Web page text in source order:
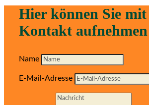
Hier können Sie mit
Kontakt aufnehmen
Name
E-Mail-Adresse